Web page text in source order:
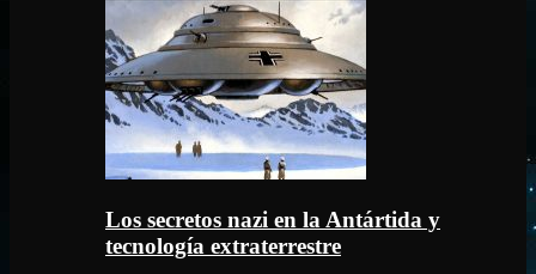
Los secretos nazi en la Antártida y
tecnología extraterrestre